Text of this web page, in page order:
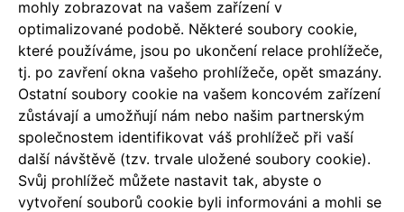
mohly zobrazovat na vašem zařízení v
optimalizované podobě. Některé soubory cookie,
které používáme, jsou po ukončení relace prohlížeče,
tj. po zavření okna vašeho prohlížeče, opět smazány.
Ostatní soubory cookie na vašem koncovém zařízení
zůstávají a umožňují nám nebo našim partnerským
společnostem identifikovat váš prohlížeč při vaší
další návštěvě (tzv. trvale uložené soubory cookie).
Svůj prohlížeč můžete nastavit tak, abyste o
vytvoření souborů cookie byli informováni a mohli se